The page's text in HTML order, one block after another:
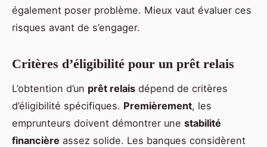
également poser problème. Mieux vaut évaluer ces
risques avant de s’engager.
Critères d’éligibilité pour un prêt relais
L’obtention d’un prêt relais dépend de critères
d’éligibilité spécifiques. Premièrement, les
emprunteurs doivent démontrer une stabilité
financière assez solide. Les banques considèrent